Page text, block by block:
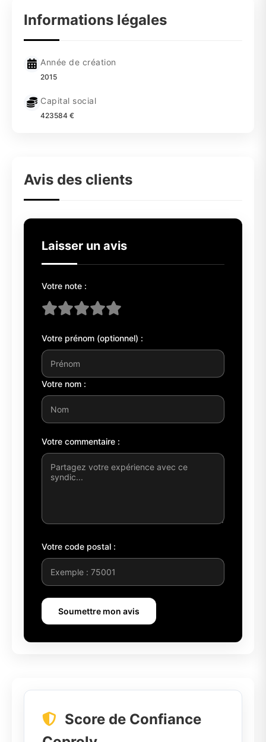
Informations légales
Année de création
2015
Capital social
423584 €
Avis des clients
Laisser un avis
Votre note :
Votre prénom (optionnel) :
Votre nom :
Votre commentaire :
Votre code postal :
Soumettre mon avis
Score de Confiance